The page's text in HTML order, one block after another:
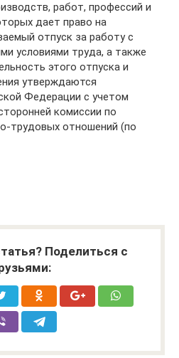
работ, профессий и
дает право на
отпуск за работу с
условиями труда, а также
этого отпуска и
утверждаются
Федерации с учетом
комиссии по
трудовых отношений (по
Поделиться с